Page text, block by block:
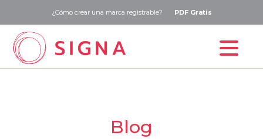
¿Cómo crear una marca registrable? PDF Gratis
Registro de marca
Blog